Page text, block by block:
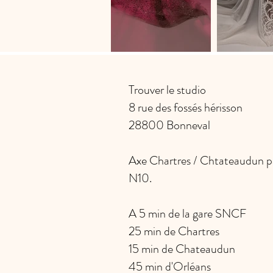
Trouver le studio
8 rue des fossés hérisson
28800 Bonneval
Axe Chartres / Chtateaudun
N10.
A 5 min de la gare SNCF
25 min de Chartres
15 min de Chateaudun
45 min d'Orléans